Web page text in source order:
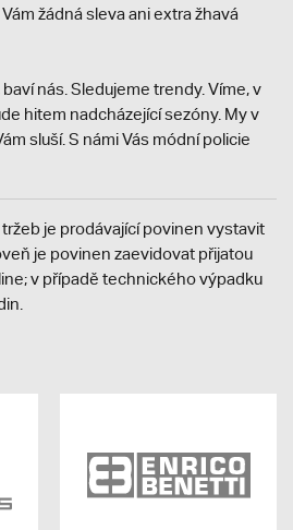
žádná sleva ani extra žhavá
nás. Sledujeme trendy. Víme, v
hitem nadcházející sezóny. My v
sluší. S námi Vás módní policie
je prodávající povinen vystavit
je povinen zaevidovat přijatou
v případě technického výpadku